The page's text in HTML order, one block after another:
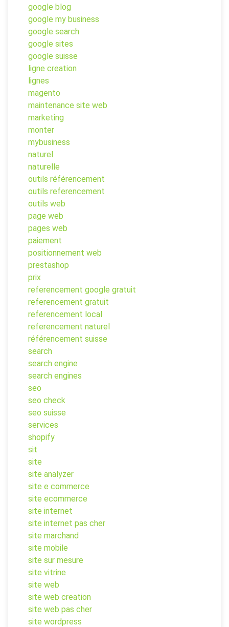
google blog
google my business
google search
google sites
google suisse
ligne creation
lignes
magento
maintenance site web
marketing
monter
mybusiness
naturel
naturelle
outils référencement
outils referencement
outils web
page web
pages web
paiement
positionnement web
prestashop
prix
referencement google gratuit
referencement gratuit
referencement local
referencement naturel
référencement suisse
search
search engine
search engines
seo
seo check
seo suisse
services
shopify
sit
site
site analyzer
site e commerce
site ecommerce
site internet
site internet pas cher
site marchand
site mobile
site sur mesure
site vitrine
site web
site web creation
site web pas cher
site wordpress